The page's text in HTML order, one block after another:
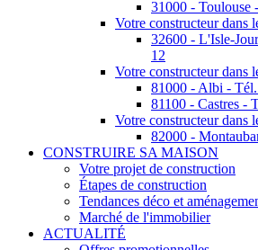
31000 - Toulouse
Votre constructeur dans
32600 - L'Isle-
12
Votre constructeur dans
81000 - Albi -
81100 - Castres -
Votre constructeur dans
82000 -
CONSTRUIRE SA MAISON
Votre projet de construction
Étapes de construction
Tendances déco et
Marché de l'immobilier
ACTUALITÉ